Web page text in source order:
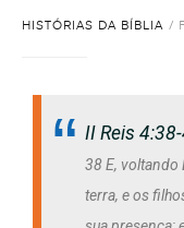
HISTÓRIAS DA BÍBLIA
II Reis
38 E, voltando
terra, e os